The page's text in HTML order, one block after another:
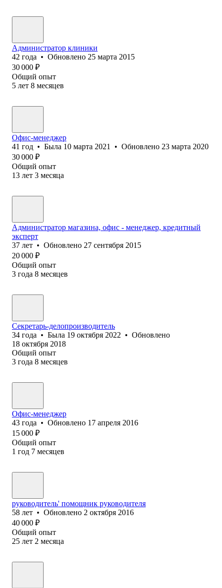
Администратор клиники
42 года • Обновлено 25 марта 2015
30 000 ₽
Общий опыт
5 лет 8 месяцев
Офис-менеджер
41 год • Была 10 марта 2021 • Обновлено 23 марта 2020
30 000 ₽
Общий опыт
13 лет 3 месяца
Администратор магазина, офис - менеджер, кредитный
эксперт
37 лет • Обновлено 27 сентября 2015
20 000 ₽
Общий опыт
3 года 8 месяцев
Секретарь-делопроизводитель
34 года • Была 19 октября 2022 • Обновлено
18 октября 2018
Общий опыт
3 года 8 месяцев
Офис-менеджер
43 года • Обновлено 17 апреля 2016
15 000 ₽
Общий опыт
1 год 7 месяцев
руководитель' помощник руководителя
58 лет • Обновлено 2 октября 2016
40 000 ₽
Общий опыт
25 лет 2 месяца